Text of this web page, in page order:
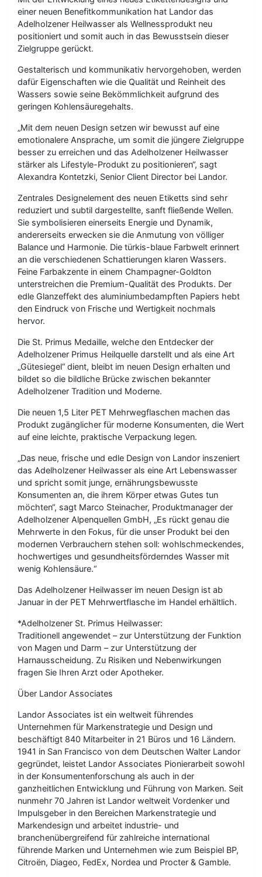
einer neuen Benefitkommunikation hat Landor das
Adelholzener Heilwasser als Wellnessprodukt neu
positioniert und somit auch in das Bewusstsein dieser
Zielgruppe gerückt.
Gestalterisch und kommunikativ hervorgehoben, werden
dafür Eigenschaften wie die Qualität und Reinheit des
Wassers sowie seine Bekömmlichkeit aufgrund des
geringen Kohlensäuregehalts.
„Mit dem neuen Design setzen wir bewusst auf eine
emotionalere Ansprache, um somit die jüngere Zielgruppe
besser zu erreichen und das Adelholzener Heilwasser
stärker als Lifestyle-Produkt zu positionieren“, sagt
Alexandra Kontetzki, Senior Client Director bei Landor.
Zentrales Designelement des neuen Etiketts sind sehr
reduziert und subtil dargestellte, sanft fließende Wellen.
Sie symbolisieren einerseits Energie und Dynamik,
andererseits erwecken sie die Anmutung von völliger
Balance und Harmonie. Die türkis-blaue Farbwelt erinnert
an die verschiedenen Schattierungen klaren Wassers.
Feine Farbakzente in einem Champagner-Goldton
unterstreichen die Premium-Qualität des Produkts. Der
edle Glanzeffekt des aluminiumbedampften Papiers hebt
den Eindruck von Frische und Wertigkeit nochmals
hervor.
Die St. Primus Medaille, welche den Entdecker der
Adelholzener Primus Heilquelle darstellt und als eine Art
„Gütesiegel“ dient, bleibt im neuen Design erhalten und
bildet so die bildliche Brücke zwischen bekannter
Adelholzener Tradition und Moderne.
Die neuen 1,5 Liter PET Mehrwegflaschen machen das
Produkt zugänglicher für moderne Konsumenten, die Wert
auf eine leichte, praktische Verpackung legen.
„Das neue, frische und edle Design von Landor inszeniert
das Adelholzener Heilwasser als eine Art Lebenswasser
und spricht somit junge, ernährungsbewusste
Konsumenten an, die ihrem Körper etwas Gutes tun
möchten“, sagt Marco Steinacher, Produktmanager der
Adelholzener Alpenquellen GmbH, „Es rückt genau die
Mehrwerte in den Fokus, für die unser Produkt bei den
modernen Verbrauchern stehen soll: wohlschmeckendes,
hochwertiges und gesundheitsförderndes Wasser mit
wenig Kohlensäure.“
Das Adelholzener Heilwasser im neuen Design ist ab
Januar in der PET Mehrwertflasche im Handel erhältlich.
*Adelholzener St. Primus Heilwasser:
Traditionell angewendet – zur Unterstützung der Funktion
von Magen und Darm – zur Unterstützung der
Harnausscheidung. Zu Risiken und Nebenwirkungen
fragen Sie Ihren Arzt oder Apotheker.
Über Landor Associates
Landor Associates ist ein weltweit führendes
Unternehmen für Markenstrategie und Design und
beschäftigt 840 Mitarbeiter in 21 Büros und 16 Ländern.
1941 in San Francisco von dem Deutschen Walter Landor
gegründet, leistet Landor Associates Pionierarbeit sowohl
in der Konsumentenforschung als auch in der
ganzheitlichen Entwicklung und Führung von Marken. Seit
nunmehr 70 Jahren ist Landor weltweit Vordenker und
Impulsgeber in den Bereichen Markenstrategie und
Markendesign und arbeitet industrie- und
branchenübergreifend für zahlreiche international
führende Marken und Unternehmen wie zum Beispiel BP,
Citroën, Diageo, FedEx, Nordea und Procter & Gamble.